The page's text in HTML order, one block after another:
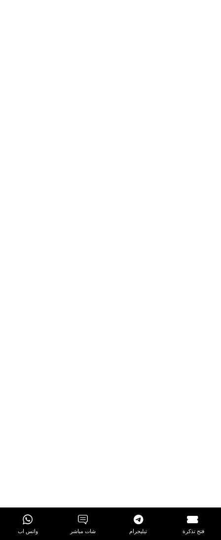
فتح تذكرة تيليجرام شات مباشر واتس اب